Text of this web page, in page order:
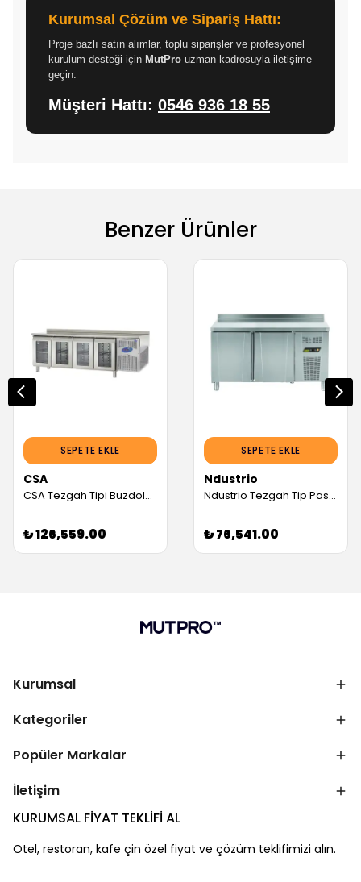
Kurumsal Çözüm ve Sipariş Hattı:
Proje bazlı satın alımlar, toplu siparişler ve profesyonel
kurulum desteği için MutPro uzman kadrosuyla iletişime
geçin:
Müşteri Hattı: 0546 936 18 55
Benzer Ürünler
SEPETE EKLE
CSA
CSA Tezgah Tipi Buzdolabı, 4 Cam Kapılı, 550 L (Servis Garantili)
₺ 126,559.00
SEPETE EKLE
Ndustrio
Ndustrio Tezgah Tip Pastane Buzdolabı, Üst Tablasız, 2 Kapılı (Servis Garantili)
₺ 76,541.00
Kurumsal
Kategoriler
Popüler Markalar
İletişim
KURUMSAL FİYAT TEKLİFİ AL
Otel, restoran, kafe çin özel fiyat ve çözüm teklifimizi alın.